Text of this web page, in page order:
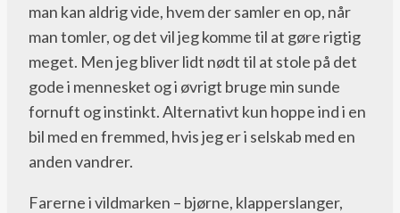
man kan aldrig vide, hvem der samler en op, når
man tomler, og det vil jeg komme til at gøre rigtig
meget. Men jeg bliver lidt nødt til at stole på det
gode i mennesket og i øvrigt bruge min sunde
fornuft og instinkt. Alternativt kun hoppe ind i en
bil med en fremmed, hvis jeg er i selskab med en
anden vandrer.
Farerne i vildmarken – bjørne, klapperslanger,